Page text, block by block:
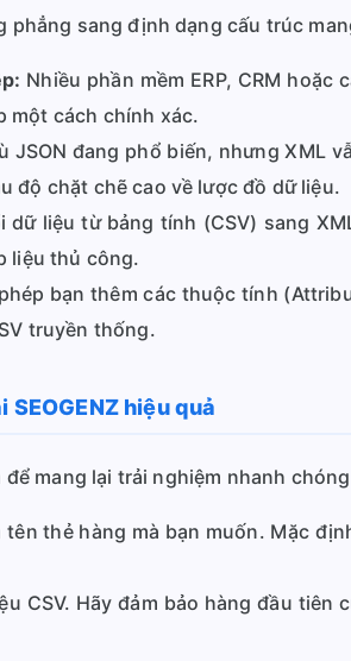
phẳng sang định dạng cấu trúc
Nhiều phần mềm ERP, CRM
một cách chính xác.
JSON đang phổ biến, nhưng XML
độ chặt chẽ cao về lược đồ dữ liệu.
dữ liệu từ bảng tính (CSV) sang
liệu thủ công.
bạn thêm các thuộc tính
truyền thống.
hiệu quả
mang lại trải nghiệm nhanh
thẻ hàng mà bạn muốn. Mặc
CSV. Hãy đảm bảo hàng đầu